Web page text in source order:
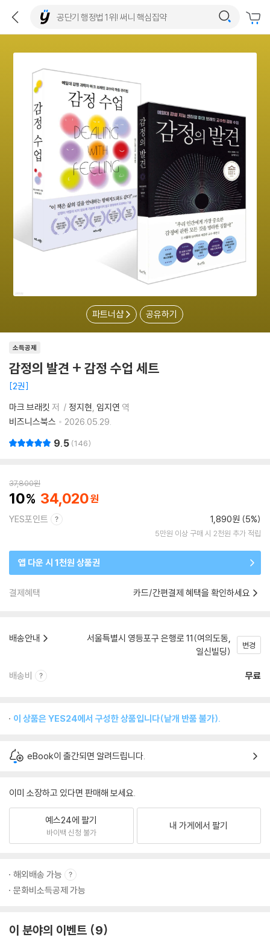
파트너샵 공유하기
소득공제
감정의 발견 + 감정 수업 세트
2권
마크 브래킷 저 정지현 임지연 역
비즈니스북스
2026.05.29.
9.5 146
37,800원
10 34,020
YES포인트 1,890원 (5%)
5만원 이상 구매 시 2천원 추가 적립
앱 다운 시 1천원 상품권
결제혜택 카드/간편결제 혜택을 확인하세요
배송안내
서울특별시 영등포구 은행로 11(여의도동,
일신빌딩)
변경
배송비 무료
이 상품은 YES24에서 구성한 상품입니다(낱개 반품 불가).
eBook이 출간되면 알려드립니다.
이미 소장하고 있다면 판매해 보세요.
예스24에 팔기
바이백 신청 불가
내 가게에서 팔기
해외배송 가능
문화비소득공제 가능
이 분야의 이벤트 9